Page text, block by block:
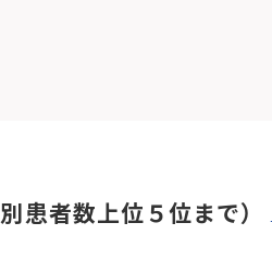
患者数上位５位まで）